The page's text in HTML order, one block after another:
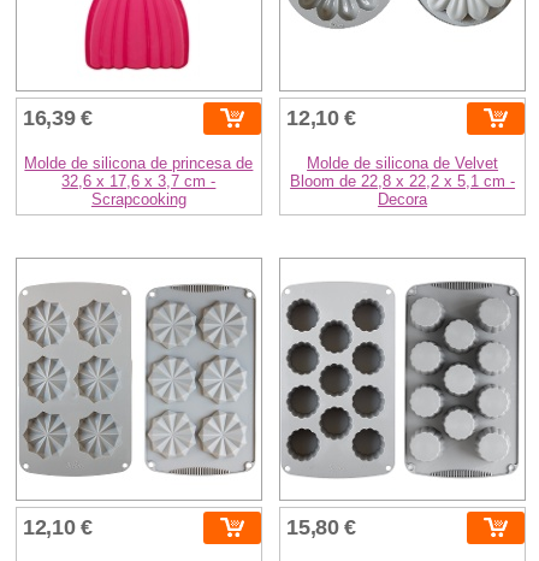
16,39 €
Molde de silicona de princesa de
32,6 x 17,6 x 3,7 cm -
Scrapcooking
12,10 €
Molde de silicona de Velvet
Bloom de 22,8 x 22,2 x 5,1 cm -
Decora
12,10 € 15,80 €